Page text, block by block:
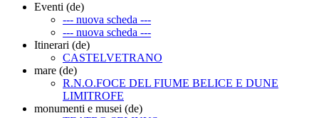
Eventi (de)
--- nuova scheda ---
--- nuova scheda ---
Itinerari (de)
CASTELVETRANO
mare (de)
R.N.O.FOCE DEL FIUME BELICE E DUNE
LIMITROFE
monumenti e musei (de)